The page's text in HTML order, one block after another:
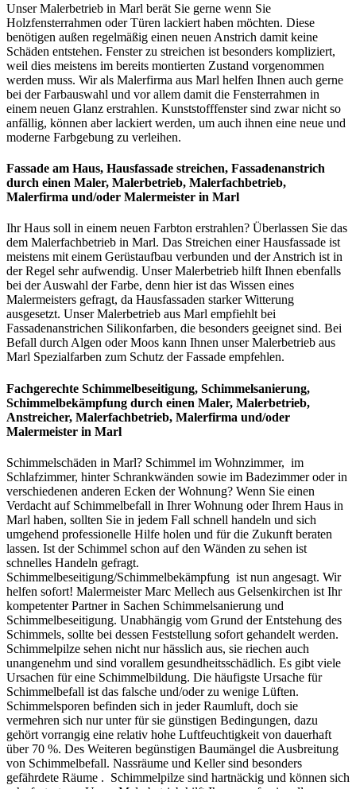
Unser Malerbetrieb in Marl berät Sie gerne wenn Sie
Holzfensterrahmen oder Türen lackiert haben möchten. Diese
benötigen außen regelmäßig einen neuen Anstrich damit keine
Schäden entstehen. Fenster zu streichen ist besonders kompliziert,
weil dies meistens im bereits montierten Zustand vorgenommen
werden muss. Wir als Malerfirma aus Marl helfen Ihnen auch gerne
bei der Farbauswahl und vor allem damit die Fensterrahmen in
einem neuen Glanz erstrahlen. Kunststofffenster sind zwar nicht so
anfällig, können aber lackiert werden, um auch ihnen eine neue und
moderne Farbgebung zu verleihen.
Fassade am Haus, Hausfassade streichen, Fassadenanstrich
durch einen Maler, Malerbetrieb, Malerfachbetrieb,
Malerfirma und/oder Malermeister in Marl
Ihr Haus soll in einem neuen Farbton erstrahlen? Überlassen Sie das
dem Malerfachbetrieb in Marl. Das Streichen einer Hausfassade ist
meistens mit einem Gerüstaufbau verbunden und der Anstrich ist in
der Regel sehr aufwendig. Unser Malerbetrieb hilft Ihnen ebenfalls
bei der Auswahl der Farbe, denn hier ist das Wissen eines
Malermeisters gefragt, da Hausfassaden starker Witterung
ausgesetzt. Unser Malerbetrieb aus Marl empfiehlt bei
Fassadenanstrichen Silikonfarben, die besonders geeignet sind. Bei
Befall durch Algen oder Moos kann Ihnen unser Malerbetrieb aus
Marl Spezialfarben zum Schutz der Fassade empfehlen.
Fachgerechte Schimmelbeseitigung, Schimmelsanierung,
Schimmelbekämpfung durch einen Maler, Malerbetrieb,
Anstreicher, Malerfachbetrieb, Malerfirma und/oder
Malermeister in Marl
Schimmelschäden in Marl? Schimmel im Wohnzimmer, im
Schlafzimmer, hinter Schrankwänden sowie im Badezimmer oder in
verschiedenen anderen Ecken der Wohnung? Wenn Sie einen
Verdacht auf Schimmelbefall in Ihrer Wohnung oder Ihrem Haus in
Marl haben, sollten Sie in jedem Fall schnell handeln und sich
umgehend professionelle Hilfe holen und für die Zukunft beraten
lassen. Ist der Schimmel schon auf den Wänden zu sehen ist
schnelles Handeln gefragt.
Schimmelbeseitigung/Schimmelbekämpfung ist nun angesagt. Wir
helfen sofort! Malermeister Marc Mellech aus Gelsenkirchen ist Ihr
kompetenter Partner in Sachen Schimmelsanierung und
Schimmelbeseitigung. Unabhängig vom Grund der Entstehung des
Schimmels, sollte bei dessen Feststellung sofort gehandelt werden.
Schimmelpilze sehen nicht nur hässlich aus, sie riechen auch
unangenehm und sind vorallem gesundheitsschädlich. Es gibt viele
Ursachen für eine Schimmelbildung. Die häufigste Ursache für
Schimmelbefall ist das falsche und/oder zu wenige Lüften.
Schimmelsporen befinden sich in jeder Raumluft, doch sie
vermehren sich nur unter für sie günstigen Bedingungen, dazu
gehört vorrangig eine relativ hohe Luftfeuchtigkeit von dauerhaft
über 70 %. Des Weiteren begünstigen Baumängel die Ausbreitung
von Schimmelbefall. Nassräume und Keller sind besonders
gefährdete Räume . Schimmelpilze sind hartnäckig und können sich